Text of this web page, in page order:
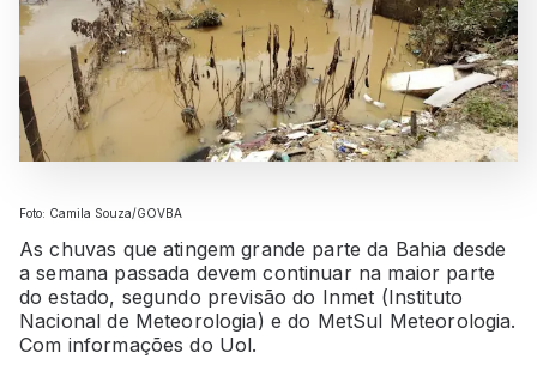
Foto: Camila Souza/GOVBA
As chuvas que atingem grande parte da Bahia desde
a semana passada devem continuar na maior parte
do estado, segundo previsão do Inmet (Instituto
Nacional de Meteorologia) e do MetSul Meteorologia.
Com informações do Uol.